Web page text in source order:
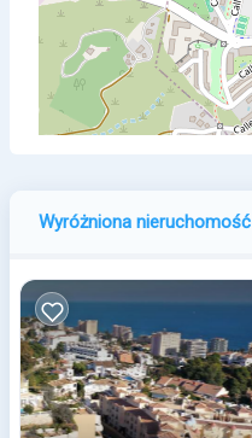
Wyróżniona nieruchomość